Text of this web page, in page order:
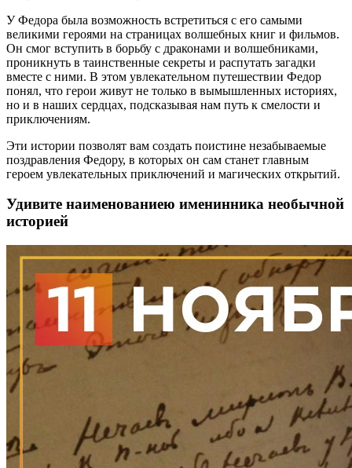
У Федора была возможность встретиться с его самыми
великими героями на страницах волшебных книг и фильмов.
Он смог вступить в борьбу с драконами и волшебниками,
проникнуть в таинственные секреты и распутать загадки
вместе с ними. В этом увлекательном путешествии Федор
понял, что герои живут не только в вымышленных историях,
но и в наших сердцах, подсказывая нам путь к смелости и
приключениям.
Эти истории позволят вам создать поистине незабываемые
поздравления Федору, в которых он сам станет главным
героем увлекательных приключений и магических открытий.
Удивите наименованиею именинника необычной
историей